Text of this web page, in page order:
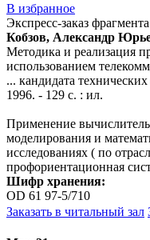
В избранное
Экспресс-заказ фрагмента
Кобзов, Александр
Методика и реализация
использованием
... кандидата
1996. - 129 с. : ил.
Применение
моделирования и
исследованиях ( по
профориентационная
Шифр хранения:
OD 61 97-5/710
Заказать в читальный зал